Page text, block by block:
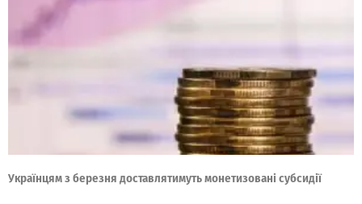
Українцям з березня доставлятимуть монетизовані субсидії